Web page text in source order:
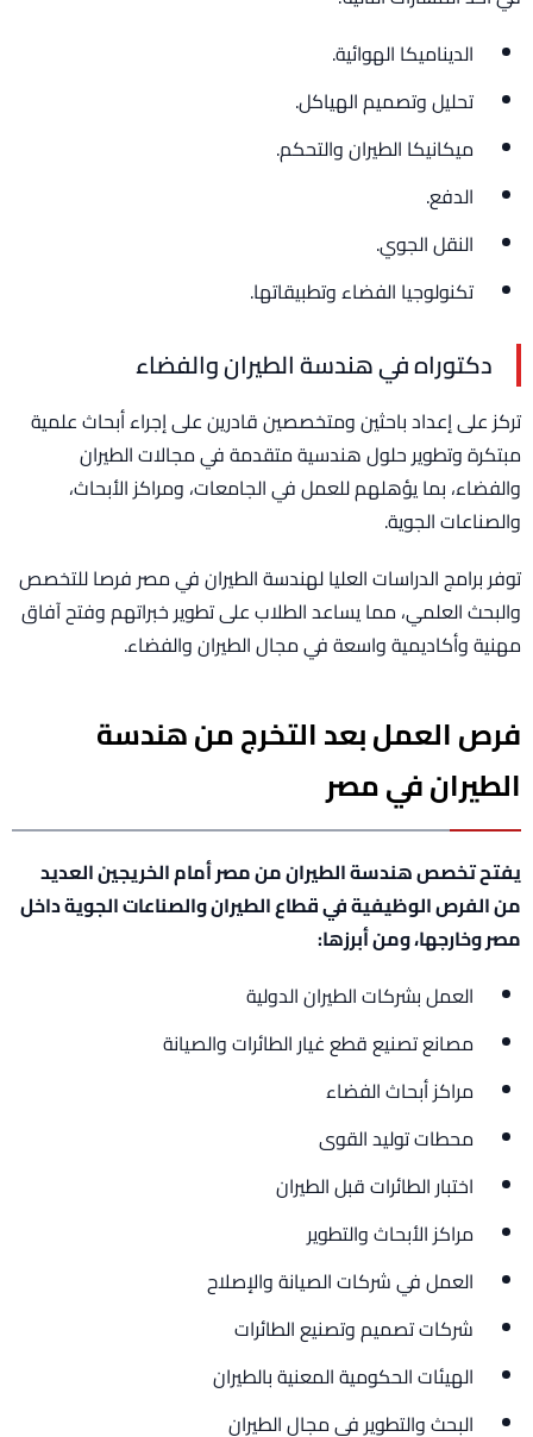
الديناميكا الهوائية.
تحليل وتصميم الهياكل.
ميكانيكا الطيران والتحكم.
الدفع.
النقل الجوي.
تكنولوجيا الفضاء وتطبيقاتها.
دكتوراه في هندسة الطيران والفضاء
تركز على إعداد باحثين ومتخصصين قادرين على إجراء أبحاث علمية
مبتكرة وتطوير حلول هندسية متقدمة في مجالات الطيران
والفضاء، بما يؤهلهم للعمل في الجامعات، ومراكز الأبحاث،
والصناعات الجوية.
توفر برامج الدراسات العليا لهندسة الطيران في مصر فرصا للتخصص
والبحث العلمي، مما يساعد الطلاب على تطوير خبراتهم وفتح آفاق
مهنية وأكاديمية واسعة في مجال الطيران والفضاء.
فرص العمل بعد التخرج من هندسة
الطيران في مصر
يفتح تخصص هندسة الطيران من مصر أمام الخريجين العديد
من الفرص الوظيفية في قطاع الطيران والصناعات الجوية داخل
مصر وخارجها، ومن أبرزها:
العمل بشركات الطيران الدولية
مصانع تصنيع قطع غيار الطائرات والصيانة
مراكز أبحاث الفضاء
محطات توليد القوى
اختبار الطائرات قبل الطيران
مراكز الأبحاث والتطوير
العمل في شركات الصيانة والإصلاح
شركات تصميم وتصنيع الطائرات
الهيئات الحكومية المعنية بالطيران
البحث والتطوير في مجال الطيران